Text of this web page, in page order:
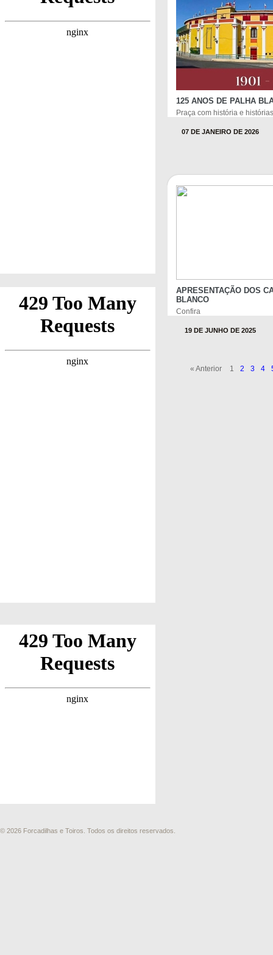
125 ANOS DE PALHA
Praça com história e
07 DE JANEIRO DE 2026
APRESENTAÇÃO DOS
BLANCO
Confira
19 DE JUNHO DE 2025
« Anterior 1 2 3 4
© 2026 Forcadilhas e Toiros. Todos os direitos reservados.